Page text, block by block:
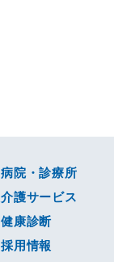
病院・診療所
介護サービス
健康診断
採用情報